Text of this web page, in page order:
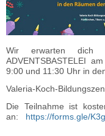
Wir erwarten dich
ADVENTSBASTELEI
9:00 und 11:30 Uhr in
Valeria-Koch-
Die Teilnahme ist
an:
https://forms.gle/